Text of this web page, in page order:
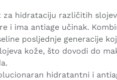
hidrataciju različitih
i ima antiage učinak.
posljednje generacije
kože, što dovodi do
hidratantni i